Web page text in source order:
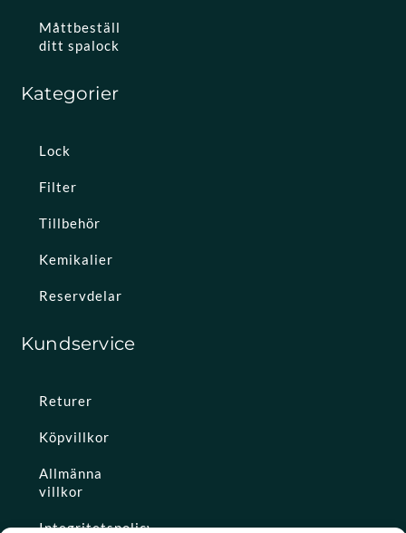
Måttbeställ
ditt spalock
Kategorier
Lock
Filter
Tillbehör
Kemikalier
Reservdelar
Kundservice
Returer
Köpvillkor
Allmänna
villkor
Integritetspolicy